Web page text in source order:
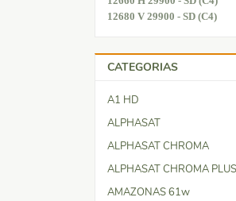
12680 V 29900 - SD (C4)
CATEGORIAS
A1 HD
ALPHASAT
ALPHASAT CHROMA
ALPHASAT CHROMA PLUS
AMAZONAS 61w